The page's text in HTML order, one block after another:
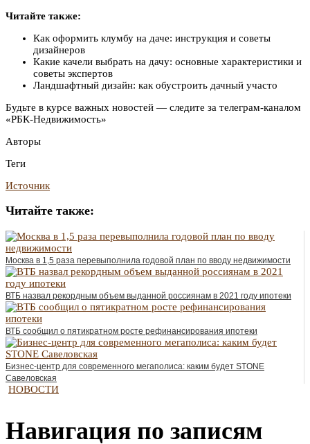
Читайте также:
Как оформить клумбу на даче: инструкция и советы
дизайнеров
Какие качели выбрать на дачу: основные характеристики и
советы экспертов
Ландшафтный дизайн: как обустроить дачный участо
Будьте в курсе важных новостей — следите за телеграм-каналом
«РБК-Недвижимость»
Авторы
Теги
Источник
Читайте также:
Москва в 1,5 раза перевыполнила годовой план по вводу недвижимости
ВТБ назвал рекордным объем выданной россиянам в 2021 году ипотеки
ВТБ сообщил о пятикратном росте рефинансирования ипотеки
Бизнес-центр для современного мегаполиса: каким будет STONE
Савеловская
НОВОСТИ
Навигация по записям